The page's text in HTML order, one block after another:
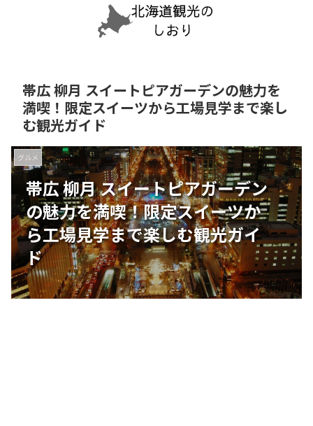
帯広 柳月 スイートピアガーデンの魅力を
満喫！限定スイーツから工場見学まで楽し
む観光ガイド
帯広 柳月 スイートピアガーデン
の魅力を満喫！限定スイーツか
ら工場見学まで楽しむ観光ガイ
ド
グルメ